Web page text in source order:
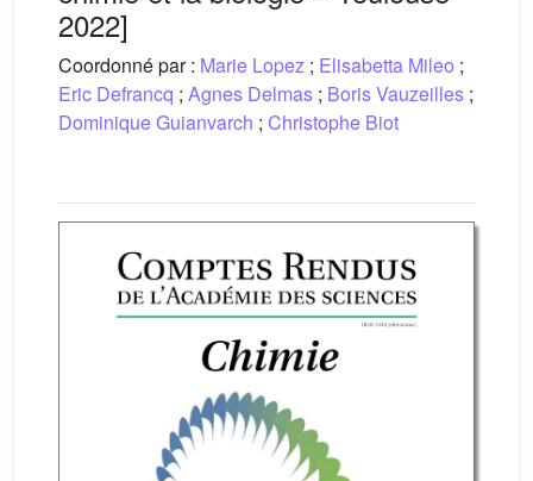
2022]
Coordonné par : Marie Lopez ; Elisabetta Mileo ;
Eric Defrancq ; Agnes Delmas ; Boris Vauzeilles ;
Dominique Guianvarch ; Christophe Biot